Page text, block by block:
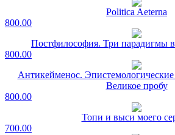
Politica Aeterna
800.00
Постфилософия. Три парадигмы
800.00
Антикейменос.
Великое пробу
800.00
Топи и выси моего
700.00